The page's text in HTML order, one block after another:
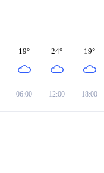
19°
06:00
24°
12:00
19°
18:00